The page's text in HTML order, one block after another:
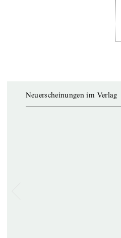
Neuerscheinungen im Verlag